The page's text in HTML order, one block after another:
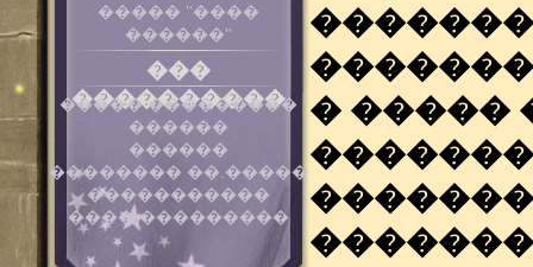
� �����
����� "����
������"
���
����������
����� ���������
������
������
�������� ��.�����
�����������
���� ���������